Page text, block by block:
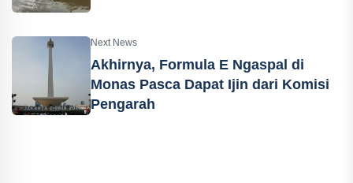
Next News
Akhirnya, Formula E Ngaspal di
Monas Pasca Dapat Ijin dari Komisi
Pengarah